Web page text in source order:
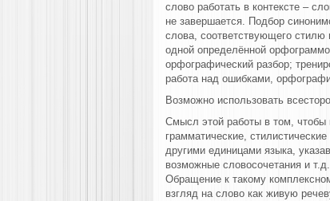
слово работать в контексте –
не завершается. Подбор
слова, соответствующего стилю
одной определённой
орфографический разбор;
работа над ошибками,
Возможно использовать
Смысл этой работы в том, чтобы
грамматические,
другими единицами языка,
возможные словосочетания и
Обращение к такому
взгляд на слово как живую